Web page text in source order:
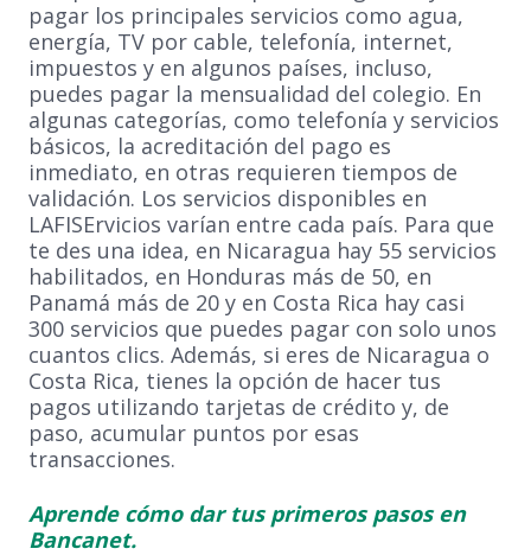
pagar los principales servicios como agua,
energía, TV por cable, telefonía, internet,
impuestos y en algunos países, incluso,
puedes pagar la mensualidad del colegio. En
algunas categorías, como telefonía y servicios
básicos, la acreditación del pago es
inmediato, en otras requieren tiempos de
validación. Los servicios disponibles en
LAFISErvicios varían entre cada país. Para que
te des una idea, en Nicaragua hay 55 servicios
habilitados, en Honduras más de 50, en
Panamá más de 20 y en Costa Rica hay casi
300 servicios que puedes pagar con solo unos
cuantos clics. Además, si eres de Nicaragua o
Costa Rica, tienes la opción de hacer tus
pagos utilizando tarjetas de crédito y, de
paso, acumular puntos por esas
transacciones.
Aprende cómo dar tus primeros pasos en
Bancanet.